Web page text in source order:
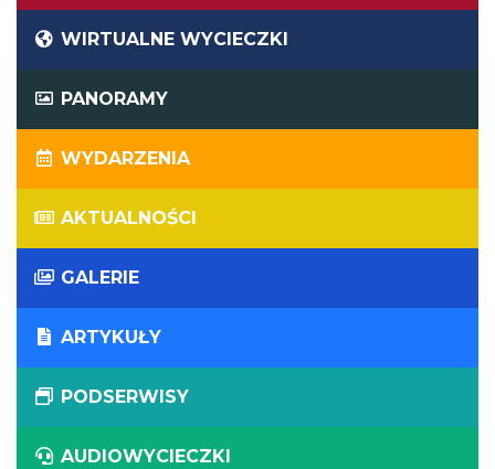
WIRTUALNE WYCIECZKI
PANORAMY
WYDARZENIA
AKTUALNOŚCI
GALERIE
ARTYKUŁY
PODSERWISY
AUDIOWYCIECZKI